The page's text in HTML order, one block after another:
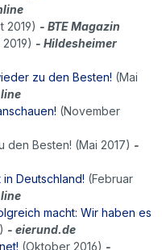
2019) - BTE Magazin
- Hildesheimer
zu den Besten! (Mai
(November
den Besten! (Mai 2017) -
Deutschland! (Februar
macht: Wir haben es
- eierund.de
(Oktober 2016) -